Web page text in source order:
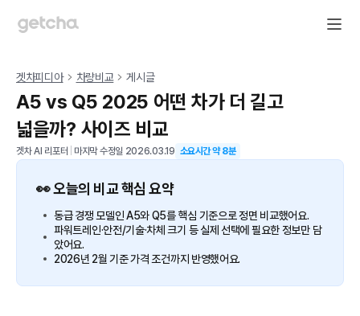
겟차피디아 차량비교 게시글
A5 vs Q5 2025 어떤 차가 더 길고
넓을까? 사이즈 비교
겟차 AI 리포터 마지막 수정일 2026.03.19 소요시간 약8분
👀 오늘의 비교 핵심 요약
동급 경쟁 모델인 A5와 Q5를 핵심 기준으로 정면 비교했어요.
파워트레인·안전/기술·차체 크기 등 실제 선택에 필요한 정보만 담
았어요.
2026년 2월 기준 가격 조건까지 반영했어요.